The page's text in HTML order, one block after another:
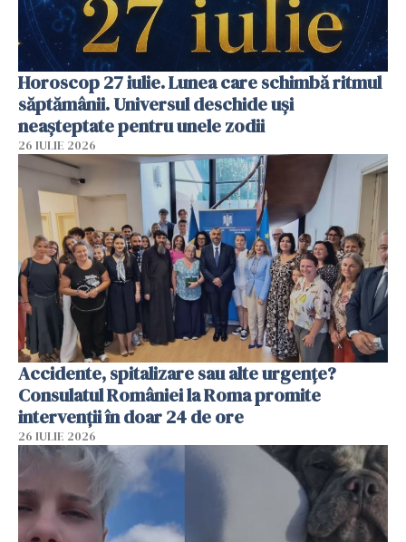
Horoscop 27 iulie. Lunea care schimbă ritmul
săptămânii. Universul deschide uși
neașteptate pentru unele zodii
26 IULIE 2026
Accidente, spitalizare sau alte urgențe?
Consulatul României la Roma promite
intervenții în doar 24 de ore
26 IULIE 2026